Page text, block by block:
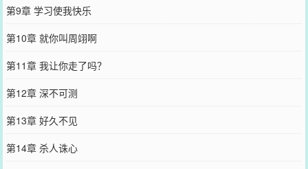
第9章 学习使我快乐
第10章 就你叫周翊啊
第11章 我让你走了吗？
第12章 深不可测
第13章 好久不见
第14章 杀人诛心